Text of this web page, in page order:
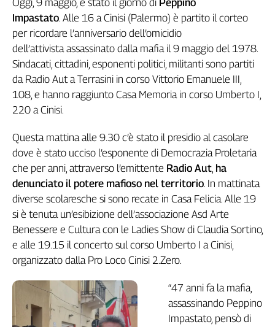
Slc
Spi
Inca
Caaf
Speciali
G8
Genova,
il
sangue
della
ragione
120
anni
Cgil
Collettiva
Academy
Collettiva
Rubriche
Oggi, 9 maggio, è stato il giorno di Peppino
Impastato. Alle 16 a Cinisi (Palermo) è partito il corteo
per ricordare l’anniversario dell’omicidio
dell’attivista assassinato dalla mafia il 9 maggio del 1978.
Sindacati, cittadini, esponenti politici, militanti sono partiti
da Radio Aut a Terrasini in corso Vittorio Emanuele III,
108, e hanno raggiunto Casa Memoria in corso Umberto I,
220 a Cinisi.
Questa mattina alle 9.30 c’è stato il presidio al casolare
dove è stato ucciso l’esponente di Democrazia Proletaria
che per anni, attraverso l’emittente Radio Aut, ha
denunciato il potere mafioso nel territorio. In mattinata
diverse scolaresche si sono recate in Casa Felicia. Alle 19
si è tenuta un’esibizione dell’associazione Asd Arte
Benessere e Cultura con le Ladies Show di Claudia Sortino,
e alle 19.15 il concerto sul corso Umberto I a Cinisi,
organizzato dalla Pro Loco Cinisi 2.Zero.
“47 anni fa la mafia,
assassinando Peppino
Impastato, pensò di